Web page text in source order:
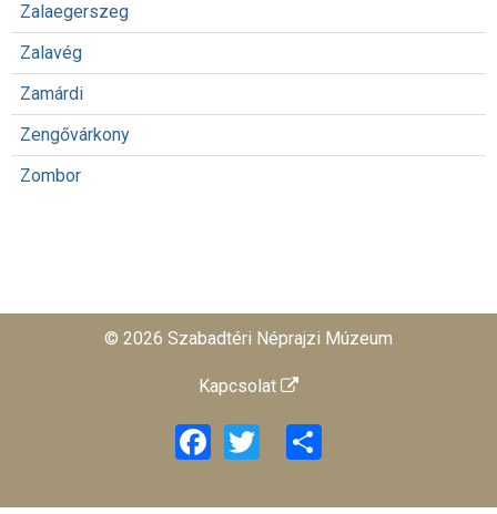
Zalaegerszeg
Zalavég
Zamárdi
Zengővárkony
Zombor
© 2026 Szabadtéri Néprajzi Múzeum
Kapcsolat
Facebook
Twitter